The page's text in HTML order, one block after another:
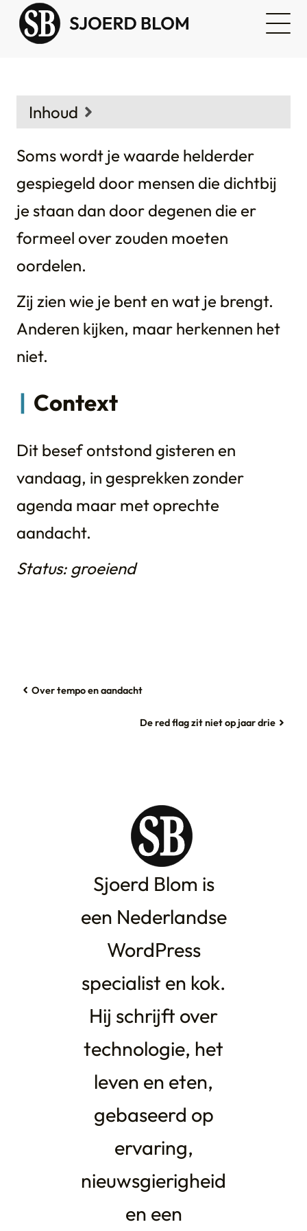
Inhoud
Context
Soms wordt je waarde helderder
gespiegeld door mensen die dichtbij
je staan dan door degenen die er
formeel over zouden moeten
oordelen.
Zij zien wie je bent en wat je brengt.
Anderen kijken, maar herkennen het
niet.
Context
Dit besef ontstond gisteren en
vandaag, in gesprekken zonder
agenda maar met oprechte
aandacht.
Status: groeiend
Over tempo en aandacht
De red flag zit niet op jaar drie
Sjoerd Blom is
een Nederlandse
WordPress
specialist en kok.
Hij schrijft over
technologie, het
leven en eten,
gebaseerd op
ervaring,
nieuwsgierigheid
en een